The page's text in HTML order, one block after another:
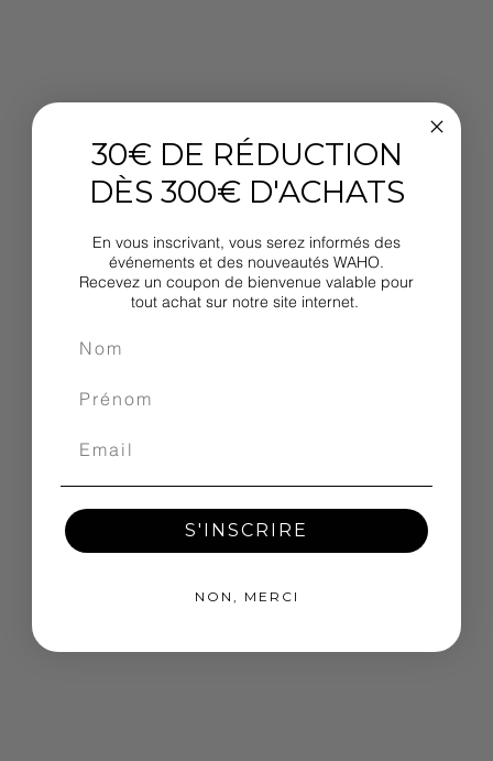
30€ DE RÉDUCTION
DÈS 300€ D'ACHATS
En vous inscrivant, vous serez informés des
événements et des nouveautés WAHO.
Recevez un coupon de bienvenue valable pour
tout achat sur notre site internet.
S'INSCRIRE
NON, MERCI